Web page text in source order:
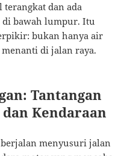
terangkat dan ada
di bawah lumpur. Itu
bukan hanya air
di jalan raya.
Tantangan
Kendaraan
menyusuri jalan